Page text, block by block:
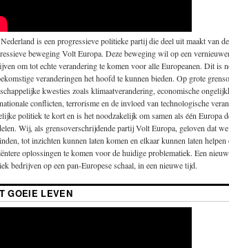
is een progressieve politieke partij die deel uit maakt van
beweging Volt Europa. Deze beweging wil op een
om tot echte verandering te komen voor alle Europeanen. Dit is
veranderingen het hoofd te kunnen bieden. Op grote
kwesties zoals klimaatverandering, economische
conflicten, terrorisme en de invloed van technologische
politiek te kort en is het noodzakelijk om samen als één Europa
Wij, als grensoverschrijdende partij Volt Europa, geloven dat
tot inzichten kunnen laten komen en elkaar kunnen laten helpen
oplossingen te komen voor de huidige problematiek. Een
bedrijven op een pan-Europese schaal, in een nieuwe tijd.
GOEIE LEVEN